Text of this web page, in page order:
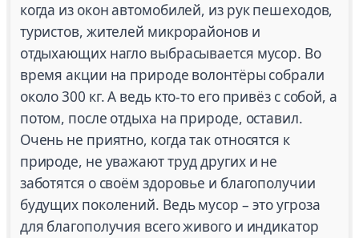
когда из окон автомобилей, из рук пешеходов,
туристов, жителей микрорайонов и
отдыхающих нагло выбрасывается мусор. Во
время акции на природе волонтёры собрали
около 300 кг. А ведь кто-то его привёз с собой, а
потом, после отдыха на природе, оставил.
Очень не приятно, когда так относятся к
природе, не уважают труд других и не
заботятся о своём здоровье и благополучии
будущих поколений. Ведь мусор – это угроза
для благополучия всего живого и индикатор